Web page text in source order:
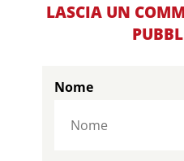
LASCIA UN
Nome